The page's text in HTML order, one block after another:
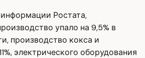
Ростата,
упало на 9,5% в
производство кокса и
электрического оборудования